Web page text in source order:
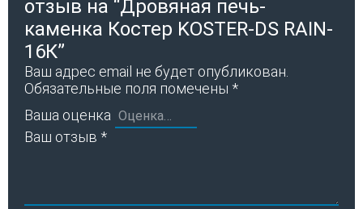
отзыв на “Дровяная печь-
каменка Костер KOSTER-DS RAIN-
16К”
Ваш адрес email не будет опубликован.
Обязательные поля помечены *
Ваша оценка
Ваш отзыв *